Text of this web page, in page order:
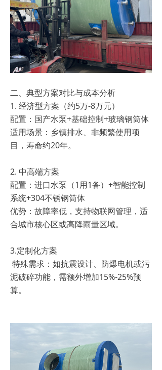
‌二、典型方案对比与成本分析
1. 经济型方案（约5万-8万元）
配置：国产水泵+基础控制+玻璃钢筒体
适用场景：乡镇排水、非频繁使用项
目，寿命约20年。
2. 中高端方案
配置：进口水泵（1用1备）+智能控制
系统+304不锈钢筒体
优势：故障率低，支持物联网管理，适
合城市核心区或高降雨量区域。
3.定制化方案
特殊需求：如抗震设计、防爆电机或污
泥破碎功能，需额外增加15%-25%预
算。